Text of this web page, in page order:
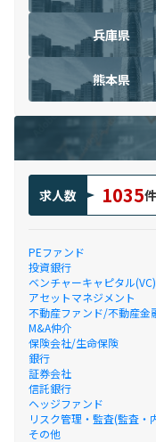
兵庫県
熊本県
求人数 1035件
PEファンド
投資銀行
ベンチャーキャピタル(VC)
アセットマネジメント
不動産ファンド/不動産金
M&A仲介
保険会社/生命保険
銀行
証券会社
信託銀行
ヘッジファンド
リスク管理・監査(監査・
その他